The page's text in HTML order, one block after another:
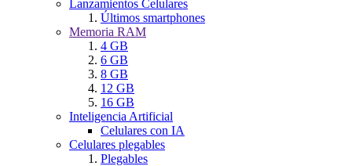
Lanzamientos Celulares
Últimos smartphones
Memoria RAM
4 GB
6 GB
8 GB
12 GB
16 GB
Inteligencia Artificial
Celulares con IA
Celulares plegables
Plegables